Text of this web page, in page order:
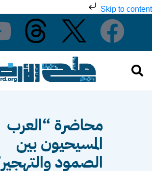
Skip to content
محاضرة “العرب
المسيحيون بين
الصمود